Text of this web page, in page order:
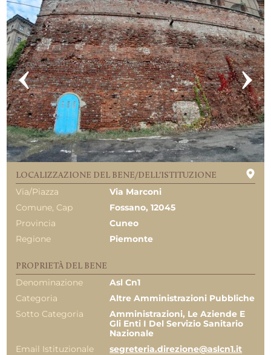
LOCALIZZAZIONE DEL BENE/DELL'ISTITUZIONE
Via/Piazza
Via Marconi
Comune, Cap
Fossano, 12045
Provincia
Cuneo
Regione
Piemonte
PROPRIETÀ DEL BENE
Denominazione
Asl Cn1
Categoria
Altre Amministrazioni Pubbliche
Sotto Categoria
Amministrazioni, Le Aziende E
Gli Enti I Del Servizio Sanitario
Nazionale
Email Istituzionale
segreteria.direzione@aslcn1.it